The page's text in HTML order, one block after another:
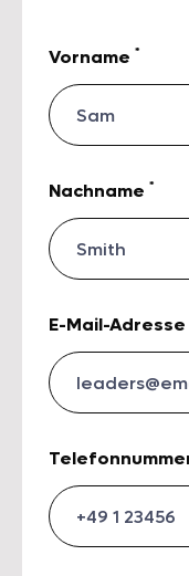
Vorname *
Nachname *
E-Mail-Adresse